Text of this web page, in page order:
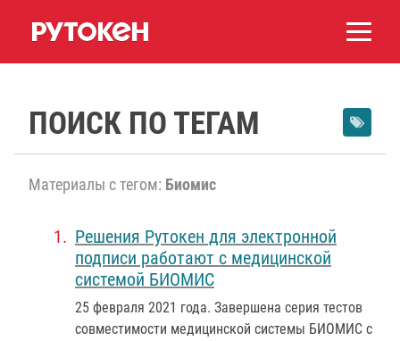
ПОИСК ПО ТЕГАМ
Материалы с тегом: Биомис
Решения Рутокен для электронной
подписи работают с медицинской
системой БИОМИС
25 февраля 2021 года. Завершена серия тестов
совместимости медицинской системы БИОМИС с